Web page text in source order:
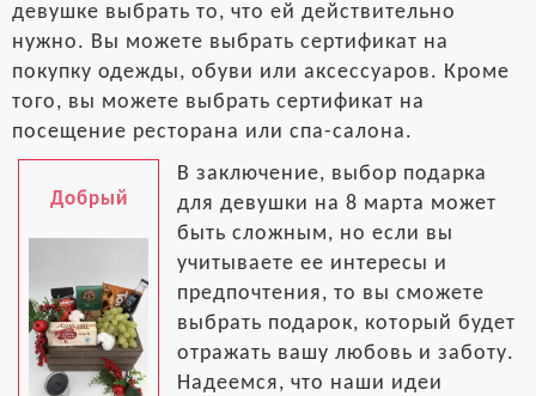
девушке выбрать то, что ей действительно
нужно. Вы можете выбрать сертификат на
покупку одежды, обуви или аксессуаров. Кроме
того, вы можете выбрать сертификат на
посещение ресторана или спа-салона.
Добрый
В заключение, выбор подарка
для девушки на 8 марта может
быть сложным, но если вы
учитываете ее интересы и
предпочтения, то вы сможете
выбрать подарок, который будет
отражать вашу любовь и заботу.
Надеемся, что наши идеи